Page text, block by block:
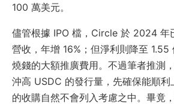
100 萬美元。
儘管根據 IPO 檔，Circle 於 2024 年
營收，年增 16%；但淨利則降至 1.55
燒錢的大額推廣費用。不過筆者推測
沖高 USDC 的發行量，先確保能順
的收購自然不會列入考慮之中。畢竟